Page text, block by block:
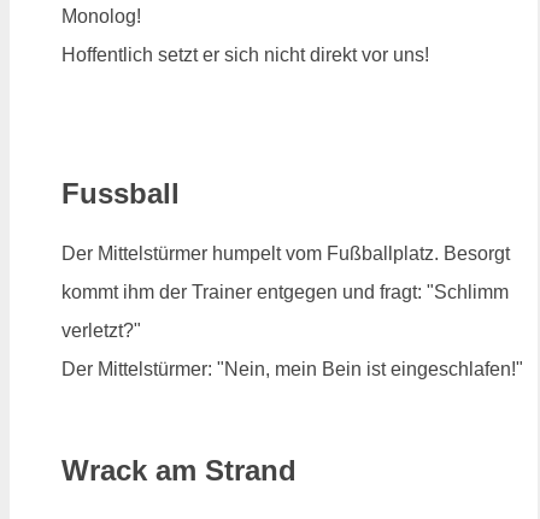
Monolog!
Hoffentlich setzt er sich nicht direkt vor uns!
Fussball
Der Mittelstürmer humpelt vom Fußballplatz. Besorgt
kommt ihm der Trainer entgegen und fragt: "Schlimm
verletzt?"
Der Mittelstürmer: "Nein, mein Bein ist eingeschlafen!"
Wrack am Strand